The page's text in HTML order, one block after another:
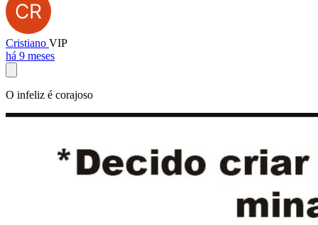
Cristiano VIP
há 9 meses
O infeliz é corajoso